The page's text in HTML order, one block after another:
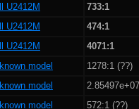
U2412M
733:1
U2412M
474:1
U2412M
4071:1
model
1278:1 (??)
model
model
572:1 (??)